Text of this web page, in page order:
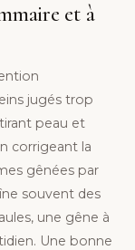
et à
jugés trop
peau et
corrigeant la
gênées par
souvent des
une gêne à
Une bonne